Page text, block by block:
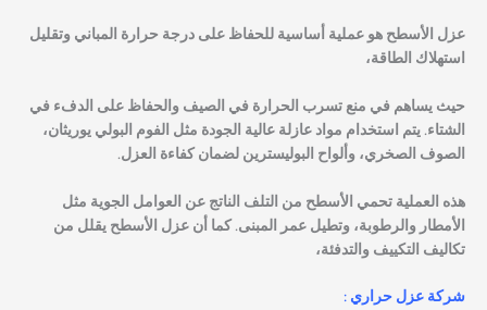
عزل الأسطح هو عملية أساسية للحفاظ على درجة حرارة المباني وتقليل
استهلاك الطاقة،
حيث يساهم في منع تسرب الحرارة في الصيف والحفاظ على الدفء في
الشتاء. يتم استخدام مواد عازلة عالية الجودة مثل الفوم البولي يوريثان،
الصوف الصخري، وألواح البوليسترين لضمان كفاءة العزل.
هذه العملية تحمي الأسطح من التلف الناتج عن العوامل الجوية مثل
الأمطار والرطوبة، وتطيل عمر المبنى. كما أن عزل الأسطح يقلل من
تكاليف التكييف والتدفئة،
شركة عزل حراري :